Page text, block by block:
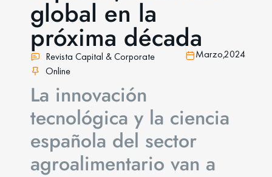
global en la
próxima década
Revista Capital & Corporate
Online
Marzo,2024
La innovación
tecnológica y la ciencia
española del sector
agroalimentario van a